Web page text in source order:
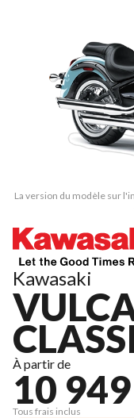
La version du modèle sur
Kawasaki
À partir de
10
Tous frais inclus